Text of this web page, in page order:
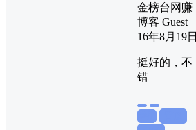
金榜台网赚
博客 Guest
16年8月19日
挺好的，不
错